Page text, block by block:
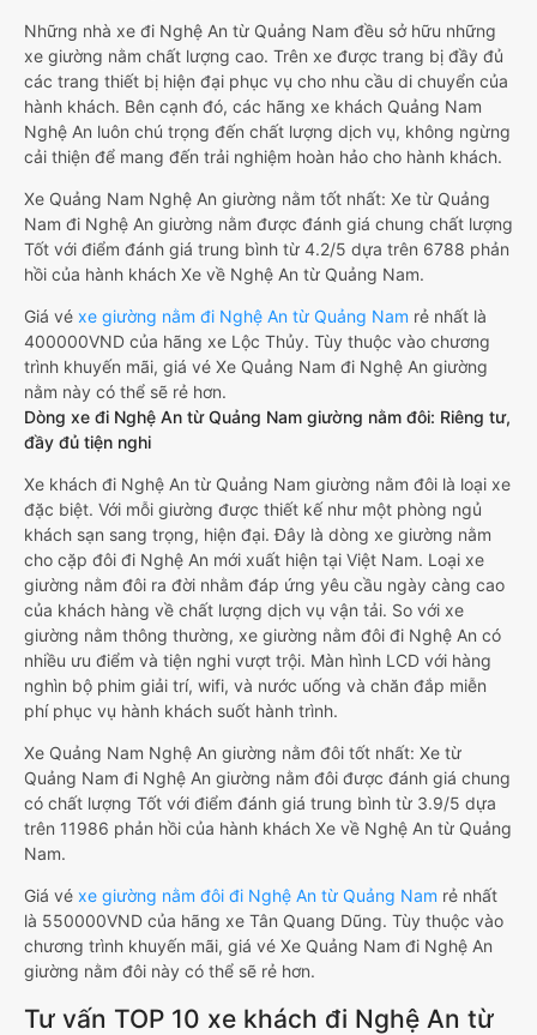
Những nhà xe đi Nghệ An từ Quảng Nam đều sở hữu những
xe giường nằm chất lượng cao. Trên xe được trang bị đầy đủ
các trang thiết bị hiện đại phục vụ cho nhu cầu di chuyển của
hành khách. Bên cạnh đó, các hãng xe khách Quảng Nam
Nghệ An luôn chú trọng đến chất lượng dịch vụ, không ngừng
cải thiện để mang đến trải nghiệm hoàn hảo cho hành khách.
Xe Quảng Nam Nghệ An giường nằm tốt nhất: Xe từ Quảng
Nam đi Nghệ An giường nằm được đánh giá chung chất lượng
Tốt với điểm đánh giá trung bình từ 4.2/5 dựa trên 6788 phản
hồi của hành khách Xe về Nghệ An từ Quảng Nam.
Giá vé xe giường nằm đi Nghệ An từ Quảng Nam rẻ nhất là
400000VND của hãng xe Lộc Thủy. Tùy thuộc vào chương
trình khuyến mãi, giá vé Xe Quảng Nam đi Nghệ An giường
nằm này có thể sẽ rẻ hơn.
Dòng xe đi Nghệ An từ Quảng Nam giường nằm đôi: Riêng tư,
đầy đủ tiện nghi
Xe khách đi Nghệ An từ Quảng Nam giường nằm đôi là loại xe
đặc biệt. Với mỗi giường được thiết kế như một phòng ngủ
khách sạn sang trọng, hiện đại. Đây là dòng xe giường nằm
cho cặp đôi đi Nghệ An mới xuất hiện tại Việt Nam. Loại xe
giường nằm đôi ra đời nhằm đáp ứng yêu cầu ngày càng cao
của khách hàng về chất lượng dịch vụ vận tải. So với xe
giường nằm thông thường, xe giường nằm đôi đi Nghệ An có
nhiều ưu điểm và tiện nghi vượt trội. Màn hình LCD với hàng
nghìn bộ phim giải trí, wifi, và nước uống và chăn đắp miễn
phí phục vụ hành khách suốt hành trình.
Xe Quảng Nam Nghệ An giường nằm đôi tốt nhất: Xe từ
Quảng Nam đi Nghệ An giường nằm đôi được đánh giá chung
có chất lượng Tốt với điểm đánh giá trung bình từ 3.9/5 dựa
trên 11986 phản hồi của hành khách Xe về Nghệ An từ Quảng
Nam.
Giá vé xe giường nằm đôi đi Nghệ An từ Quảng Nam rẻ nhất
là 550000VND của hãng xe Tân Quang Dũng. Tùy thuộc vào
chương trình khuyến mãi, giá vé Xe Quảng Nam đi Nghệ An
giường nằm đôi này có thể sẽ rẻ hơn.
Tư vấn TOP 10 xe khách đi Nghệ An từ